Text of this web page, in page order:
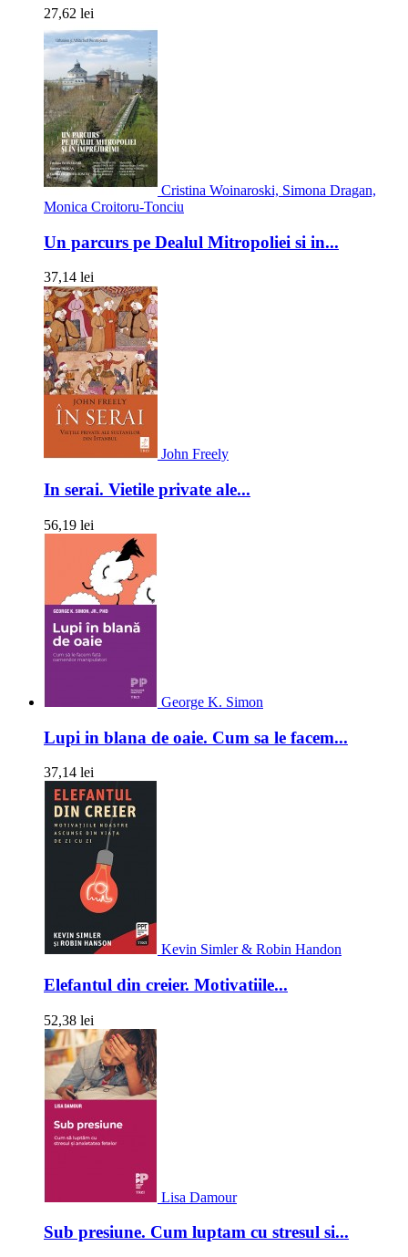
27,62 lei
Cristina Woinaroski, Simona Dragan,
Monica Croitoru-Tonciu
Un parcurs pe Dealul Mitropoliei si in...
37,14 lei
John Freely
In serai. Vietile private ale...
56,19 lei
George K. Simon
Lupi in blana de oaie. Cum sa le facem...
37,14 lei
Kevin Simler & Robin Handon
Elefantul din creier. Motivatiile...
52,38 lei
Lisa Damour
Sub presiune. Cum luptam cu stresul si...